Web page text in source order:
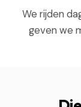
We rijden
geven we